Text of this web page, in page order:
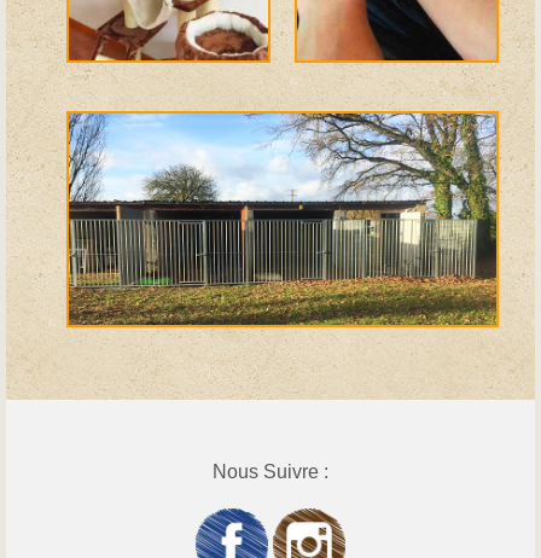
Nous Suivre :